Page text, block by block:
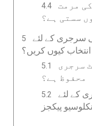
مرمت
سستی ہے؟
سرجری کے لئے
کیوں کریں؟
سرجری
محفوظ ہے؟
کے لئے
پیکجز